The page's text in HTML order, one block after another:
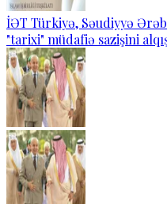
İƏT Türkiyə, Səudiyyə
"tarixi" müdafiə sazişini